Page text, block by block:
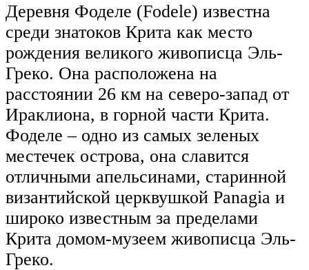
Деревня Фоделе (Fodele) известна
среди знатоков Крита как место
рождения великого живописца Эль-
Греко. Она расположена на
расстоянии 26 км на северо-запад от
Ираклиона, в горной части Крита.
Фоделе – одно из самых зеленых
местечек острова, она славится
отличными апельсинами, старинной
византийской церквушкой Panagia и
широко известным за пределами
Крита домом-музеем живописца Эль-
Греко.